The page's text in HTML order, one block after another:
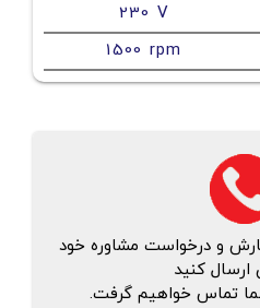
230 V
1500 rpm
و درخواست مشاوره خود
ارسال کنید
تماس خواهیم گرفت.